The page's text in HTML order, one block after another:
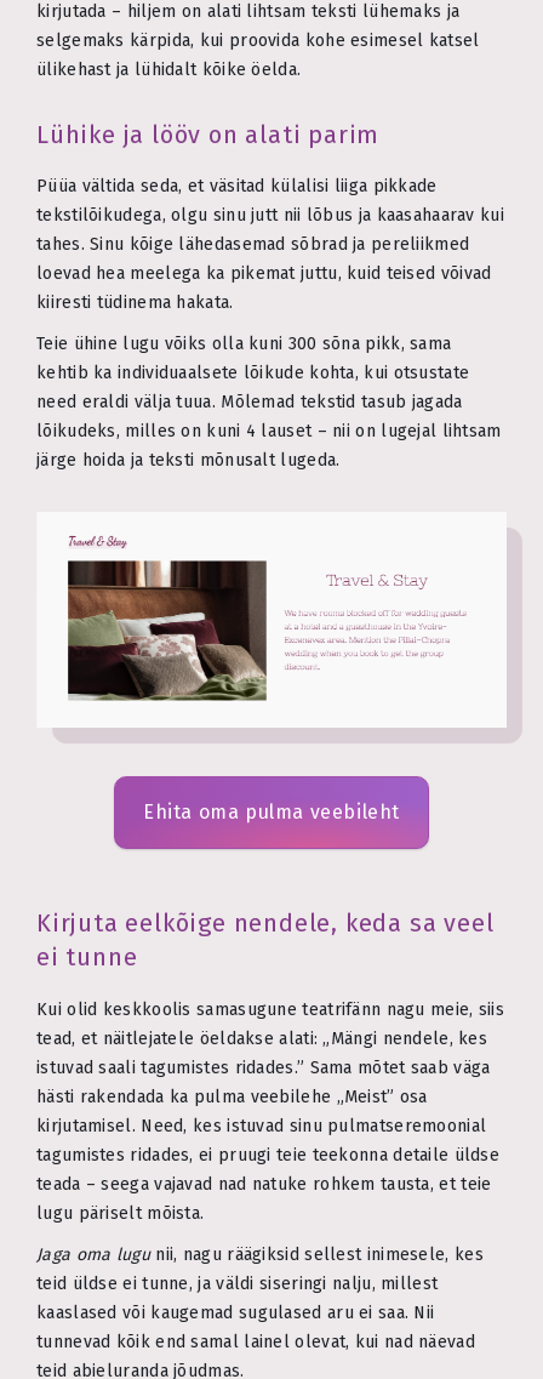
kirjutada – hiljem on alati lihtsam teksti lühemaks ja
selgemaks kärpida, kui proovida kohe esimesel katsel
ülikehast ja lühidalt kõike öelda.
Lühike ja lööv on alati parim
Püüa vältida seda, et väsitad külalisi liiga pikkade
tekstilõikudega, olgu sinu jutt nii lõbus ja kaasahaarav kui
tahes. Sinu kõige lähedasemad sõbrad ja pereliikmed
loevad hea meelega ka pikemat juttu, kuid teised võivad
kiiresti tüdinema hakata.
Teie ühine lugu võiks olla kuni 300 sõna pikk, sama
kehtib ka individuaalsete lõikude kohta, kui otsustate
need eraldi välja tuua. Mõlemad tekstid tasub jagada
lõikudeks, milles on kuni 4 lauset – nii on lugejal lihtsam
järge hoida ja teksti mõnusalt lugeda.
Ehita oma pulma veebileht
Kirjuta eelkõige nendele, keda sa veel
ei tunne
Kui olid keskkoolis samasugune teatrifänn nagu meie, siis
tead, et näitlejatele öeldakse alati: „Mängi nendele, kes
istuvad saali tagumistes ridades.” Sama mõtet saab väga
hästi rakendada ka pulma veebilehe „Meist” osa
kirjutamisel. Need, kes istuvad sinu pulmatseremoonial
tagumistes ridades, ei pruugi teie teekonna detaile üldse
teada – seega vajavad nad natuke rohkem tausta, et teie
lugu päriselt mõista.
Jaga oma lugunii, nagu räägiksid sellest inimesele, kes
teid üldse ei tunne, ja väldi siseringi nalju, millest
kaaslased või kaugemad sugulased aru ei saa. Nii
tunnevad kõik end samal lainel olevat, kui nad näevad
teid abieluranda jõudmas.